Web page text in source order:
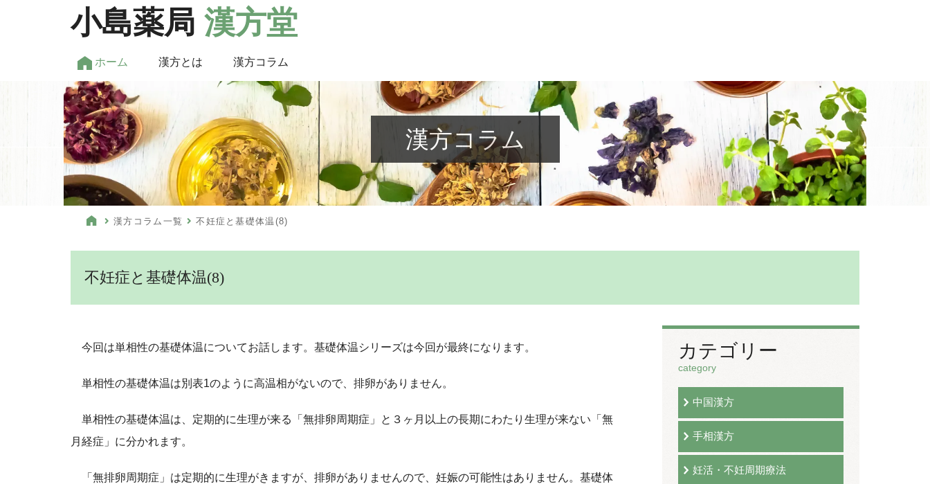
小島薬局 漢方堂
ホーム 漢方とは 漢方コラム
漢方コラム
漢方コラム一覧 不妊症と基礎体温(8)
不妊症と基礎体温(8)
今回は単相性の基礎体温についてお話します。基礎体温シリーズは今回が最終になります。
単相性の基礎体温は別表1のように高温相がないので、排卵がありません。
単相性の基礎体温は、定期的に生理が来る「無排卵周期症」と３ヶ月以上の長期にわたり生理が来ない「無
月経症」に分かれます。
「無排卵周期症」は定期的に生理がきますが、排卵がありませんので、妊娠の可能性はありません。基礎体
カテゴリー
category
中国漢方
手相漢方
妊活・不妊周期療法